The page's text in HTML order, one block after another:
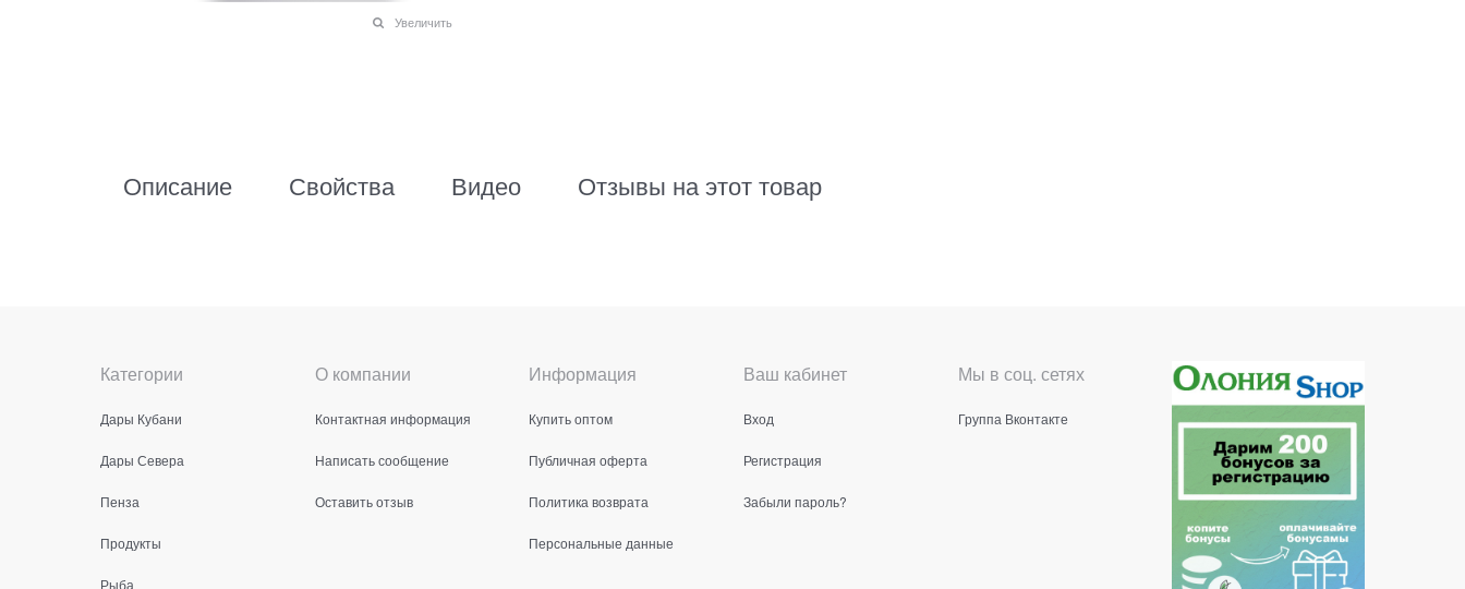
Увеличить
Описание Свойства Видео Отзывы на этот товар
Категории
Дары Кубани
Дары Севера
Пенза
Продукты
Рыба
О компании
Контактная информация
Написать сообщение
Оставить отзыв
Информация
Купить оптом
Публичная оферта
Политика возврата
Персональные данные
Ваш кабинет
Вход
Регистрация
Забыли пароль?
Мы в соц. сетях
Группа Вконтакте